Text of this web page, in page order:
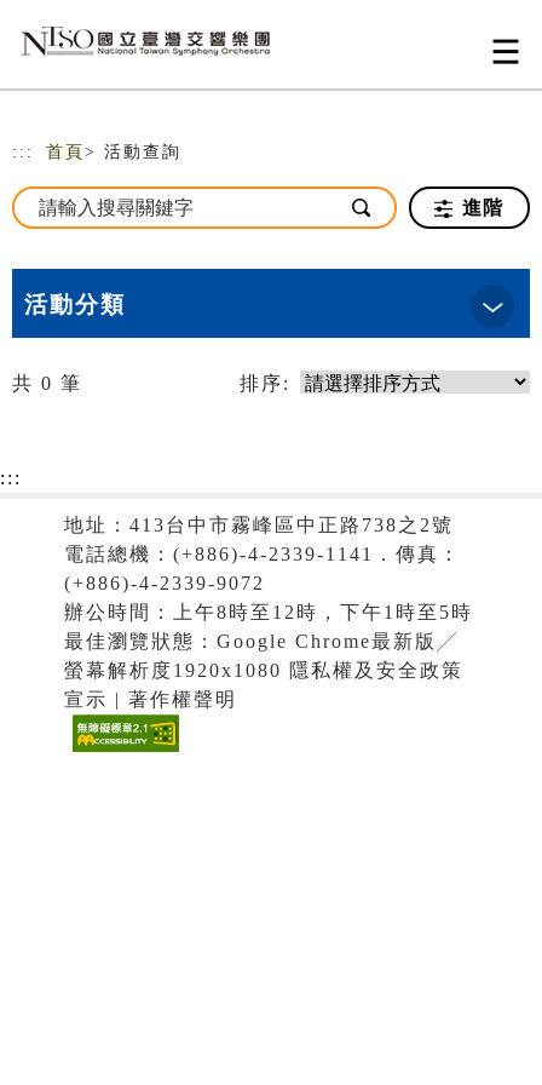
::: 首頁 > 活動查詢
進階
活動分類
共 0 筆 排序:
:::
地址：413台中市霧峰區中正路738之2號
電話總機：(+886)-4-2339-1141．傳真：
(+886)-4-2339-9072
辦公時間：上午8時至12時，下午1時至5時
最佳瀏覽狀態：Google Chrome最新版╱
螢幕解析度1920x1080 隱私權及安全政策
宣示 | 著作權聲明